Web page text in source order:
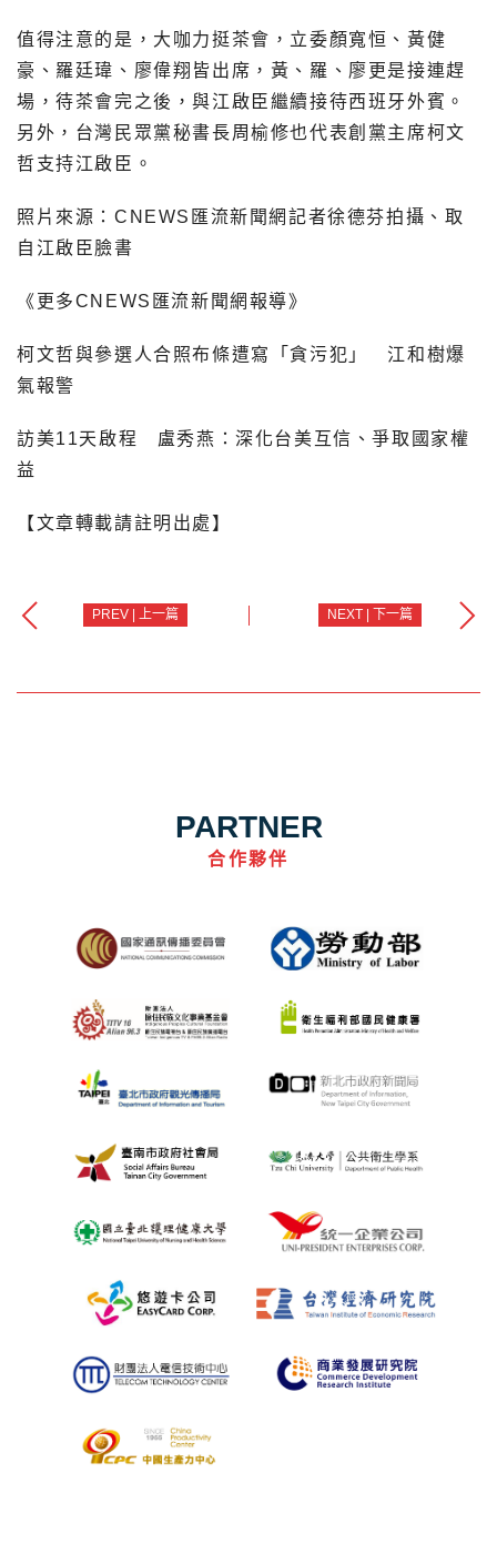
值得注意的是，大咖力挺茶會，立委顏寬恒、黃健
豪、羅廷瑋、廖偉翔皆出席，黃、羅、廖更是接連趕
場，待茶會完之後，與江啟臣繼續接待西班牙外賓。
另外，台灣民眾黨秘書長周榆修也代表創黨主席柯文
哲支持江啟臣。
照片來源：CNEWS匯流新聞網記者徐德芬拍攝、取
自江啟臣臉書
《更多CNEWS匯流新聞網報導》
柯文哲與參選人合照布條遭寫「貪污犯」 江和樹爆
氣報警
訪美11天啟程 盧秀燕：深化台美互信、爭取國家權
益
【文章轉載請註明出處】
PREV | 上一篇 NEXT | 下一篇
PARTNER
合作夥伴